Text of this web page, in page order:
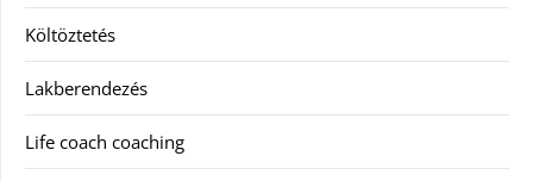
Költöztetés
Lakberendezés
Life coach coaching